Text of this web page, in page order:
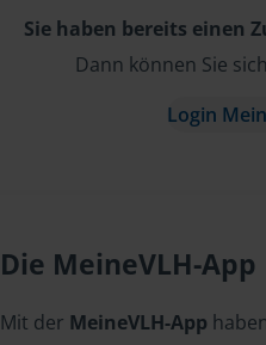
Sie haben bereits einen
Dann können Sie
Login
Die MeineVLH-App
Mit der MeineVLH-App